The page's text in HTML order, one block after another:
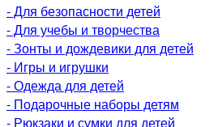
- Для безопасности детей
- Для учебы и творчества
- Зонты и дождевики для детей
- Игры и игрушки
- Одежда для детей
- Подарочные наборы детям
- Рюкзаки и сумки для детей